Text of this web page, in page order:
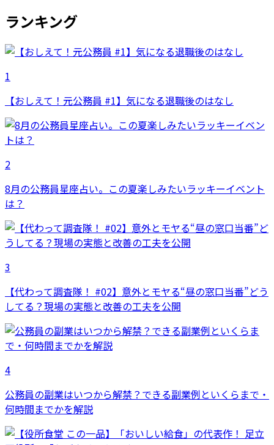
ランキング
1
【おしえて！元公務員 #1】気になる退職後のはなし
2
8月の公務員星座占い。この夏楽しみたいラッキーイベント
は？
3
【代わって調査隊！ #02】意外とモヤる“昼の窓口当番”どう
してる？現場の実態と改善の工夫を公開
4
公務員の副業はいつから解禁？できる副業例といくらまで・
何時間までかを解説